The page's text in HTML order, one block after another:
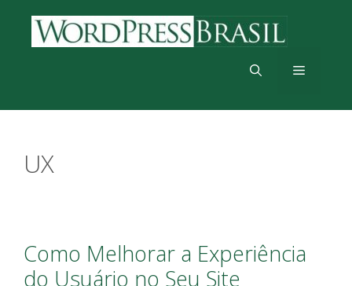
Menu
UX
Como Melhorar a Experiência
do Usuário no Seu Site